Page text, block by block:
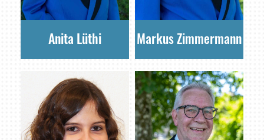
Anita Lüthi Markus Zimmermann